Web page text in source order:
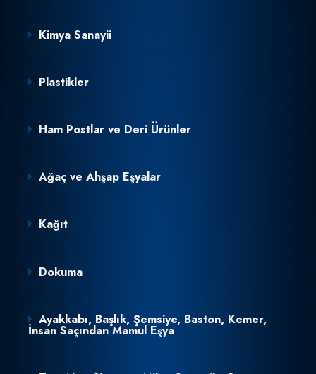
Kimya Sanayii
Plastikler
Ham Postlar ve Deri Ürünler
Ağaç ve Ahşap Eşyalar
Kağıt
Dokuma
Ayakkabı, Başlık, Şemsiye, Baston, Kemer,
İnsan Saçından Mamul Eşya